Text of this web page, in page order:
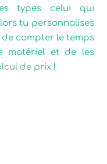
types celui qui
tu personnalises
de compter le temps
matériel et de les
de prix !